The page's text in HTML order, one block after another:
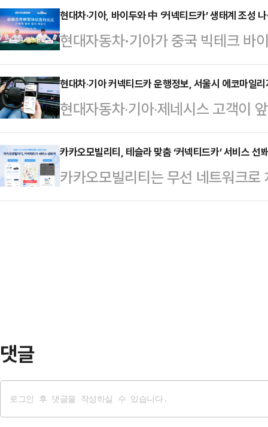
해 커넥티드 차량(Connected
Rule)을 발표한 데 따른 조치다.회
방안을 논의하기 위한 것으로 산업
계와 관련 협회 관계자 등이 참석했
이 적용된 특정 하드웨어·소프트웨
매 또는 …
현대차·기아­, 바이두와 中 ‘커넥티드카’ 생태계 조성
현대자동차·기아가 중국 빅테크 바
박차를 가한다.현대차·기아는 지난
텔에서 송창현 현대차·기아 AVP
두그룹 부총재 및 양 사 관계자가
력 MOU'를 맺었다고 28일 밝혔다.
커넥티드카 시장을 선도하고 고객
겠다는 양 사 공동의 목표와 도전
더욱 강…
현대차‧기아 커넥티드카 운행정보, 서울시 에코마일
현대자동차‧기아‧제네시스 고객이
서비스를 이용할 수 있게 된다.현대
량 운행 정보와 서울시 승용차용 에
절차를 대폭 간소화하고, 녹색실천
기아 운전자의 안전운전을 최초로
카카오모빌리티, 테슬라 맞춤 ‘커넥티드카’ 서비스 선
카카오모빌리티는 무선 네트워크로
티드카’ 서비스를 선보인다고 24
댓글